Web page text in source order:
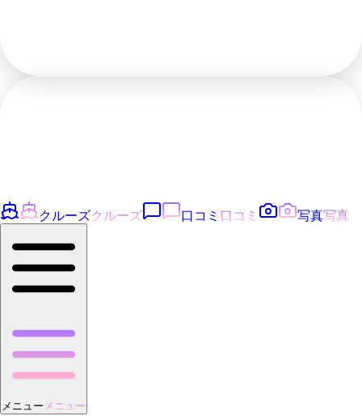
クルーズクルーズ 口コミ 口コミ 写真写真
メニュー メニュー